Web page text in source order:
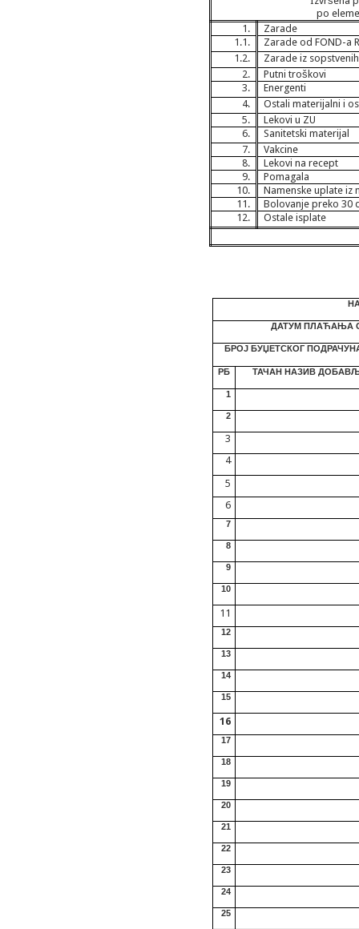
po
1.
Zarade
1.1.
Zarade od FOND-a
1.2.
Zarade iz
2.
Putni troškovi
3.
Energenti
4.
Ostali materijalni i
5.
Lekovi u ZU
6.
Sanitetski materijal
7.
Vakcine
8.
Lekovi na recept
9.
Pomagala
10.
Namenske uplate iz
11.
Bolovanje preko 30
12.
Ostale isplate
ДАТУМ ПЛАЋАЊА
БРОЈ БУЏЕТСКОГ
РБ ТАЧАН НАЗИВ
1
2
3
4
5
6
7
8
9
10
11
12
13
14
15
16
17
18
19
20
21
22
23
24
25